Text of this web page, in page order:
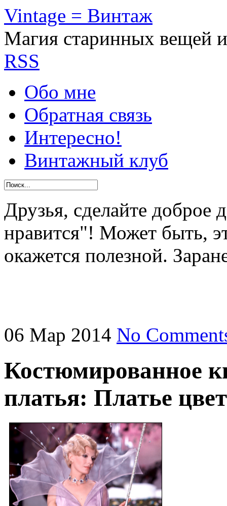
Vintage = Винтаж
Магия старинных вещей
RSS
Обо мне
Обратная связь
Интересно!
Винтажный клуб
Друзья, сделайте
нравится"! Может быть,
окажется полезной.
06 Мар 2014 No
Костюмированное
платья: Платье